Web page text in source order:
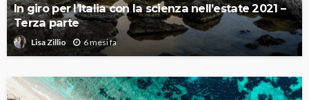
In giro per l’Italia con la scienza nell’estate 2021 –
Terza parte
Lisa Zillio 6 mesi fa